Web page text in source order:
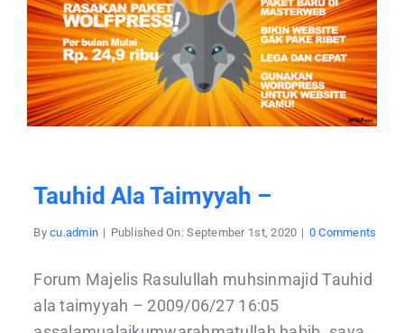
Tauhid Ala Taimyyah –
Bycu.admin | Published On: September 1st, 2020 | 0 Comments
Forum Majelis Rasulullah muhsinmajid Tauhid
ala taimyyah – 2009/06/27 16:05